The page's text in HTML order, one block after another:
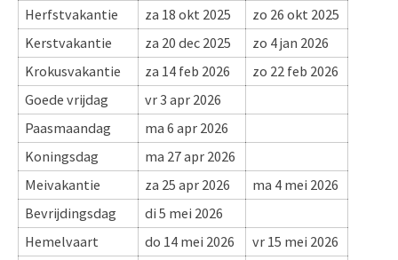
Herfstvakantie
za 18 okt 2025
zo 26 okt 2025
Kerstvakantie
za 20 dec 2025
zo 4 jan 2026
Krokusvakantie
za 14 feb 2026
zo 22 feb 2026
Goede vrijdag
vr 3 apr 2026
Paasmaandag
ma 6 apr 2026
Koningsdag
ma 27 apr 2026
Meivakantie
za 25 apr 2026
ma 4 mei 2026
Bevrijdingsdag
di 5 mei 2026
Hemelvaart
do 14 mei 2026
vr 15 mei 2026